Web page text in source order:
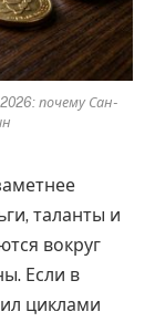
почему Сан-
таланты и
вокруг
Если в
циклами